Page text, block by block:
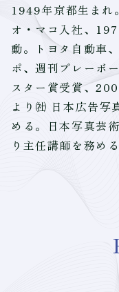
1949年京都生まれ
オ・マコ入社、
動。トヨタ自動車
ポ、週刊プレーボ
スター賞受賞、
より㈳ 日本広告写
める。日本写真芸
り主任講師を務める